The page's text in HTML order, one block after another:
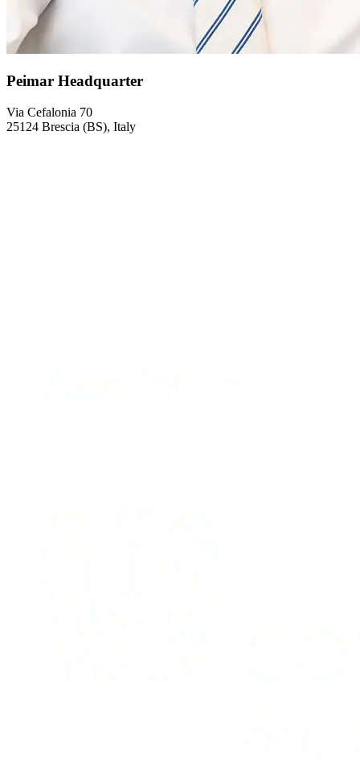
Peimar Headquarter
Via Cefalonia 70
25124 Brescia (BS), Italy